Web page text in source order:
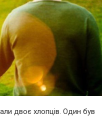
двоє хлопців. Один був